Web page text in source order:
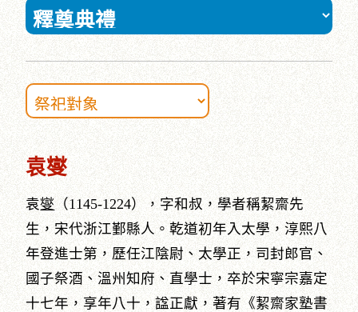
:::
袁燮
袁燮（1145-1224），字和叔，學者稱絜齋先
生，宋代浙江鄞縣人。乾道初年入太學，淳熙八
年登進士第，歷任江陰尉、太學正，司封郎官、
國子祭酒、溫州知府、直學士，卒於宋寧宗嘉定
十七年，享年八十，諡正獻，著有《絜齋家塾書